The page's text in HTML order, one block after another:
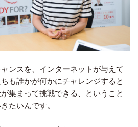
ンスを、インターネットが与えて
も誰かが何かにチャレンジすると
集まって挑戦できる、ということ
たいんです。